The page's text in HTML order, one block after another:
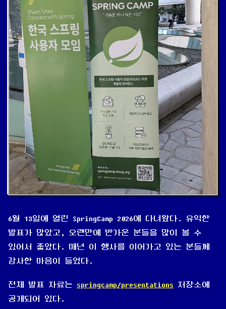
6월 13일에 열린 SpringCamp 2026에 다녀왔다. 유익한
발표가 많았고, 오랜만에 반가운 분들을 많이 볼 수
있어서 좋았다. 매년 이 행사를 이어가고 있는 분들께
감사한 마음이 들었다.
전체 발표 자료는 springcamp/presentations 저장소에
공개되어 있다.